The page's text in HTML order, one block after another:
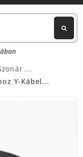
Y-Kábel...